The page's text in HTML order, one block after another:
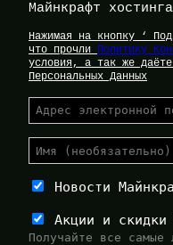
Майнкрафт
Нажимая на кнопку ‘
что прочли Политику
условия, а так же
Персональных Данных
Новости
Акции и скидки
Получайте все самые